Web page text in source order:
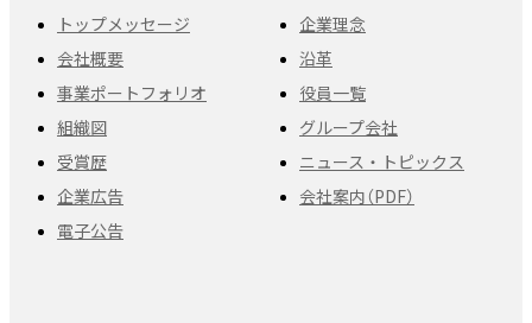
トップメッセージ 企業理念
会社概要 沿革
事業ポートフォリオ 役員一覧
組織図 グループ会社
受賞歴 ニュース・トピックス
企業広告 会社案内（PDF）
電子公告